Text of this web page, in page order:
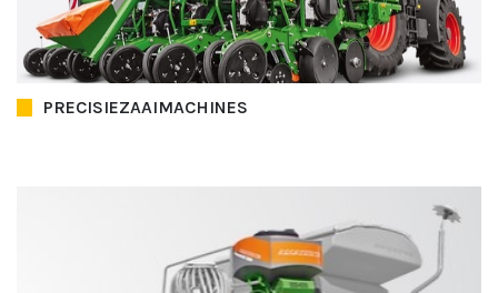
PRECISIEZAAIMACHINES